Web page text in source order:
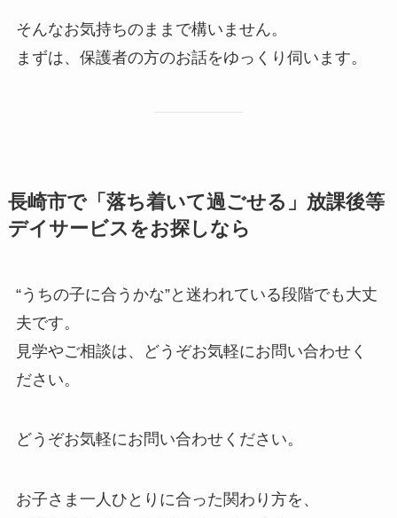
そんなお気持ちのままで構いません。
まずは、保護者の方のお話をゆっくり伺います。
長崎市で「落ち着いて過ごせる」放課後等
デイサービスをお探しなら
“うちの子に合うかな”と迷われている段階でも大丈
夫です。
見学やご相談は、どうぞお気軽にお問い合わせく
ださい。
どうぞお気軽にお問い合わせください。
お子さま一人ひとりに合った関わり方を、